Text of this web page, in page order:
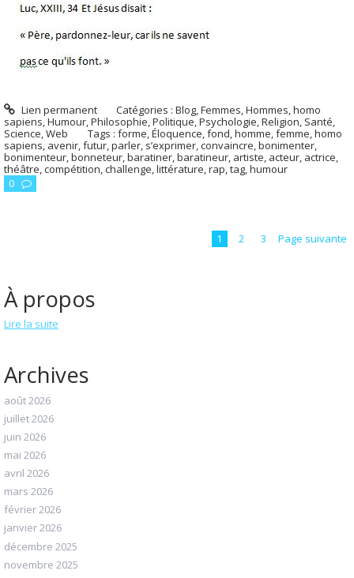
Lien permanent Catégories :Blog,Femmes,Hommes, homo
sapiens,Humour,Philosophie,Politique,Psychologie,Religion, Santé,
Science,Web Tags : forme,Éloquence,fond,homme,femme,homo
sapiens, avenir,futur,parler, s’exprimer,convaincre,bonimenter,
bonimenteur,bonneteur,baratiner,baratineur, artiste, acteur, actrice,
théâtre,compétition,challenge,littérature,rap,tag,humour
0
1 2 3 Page suivante
À propos
Lire la suite
Archives
août 2026
juillet 2026
juin 2026
mai 2026
avril 2026
mars 2026
février 2026
janvier 2026
décembre 2025
novembre 2025